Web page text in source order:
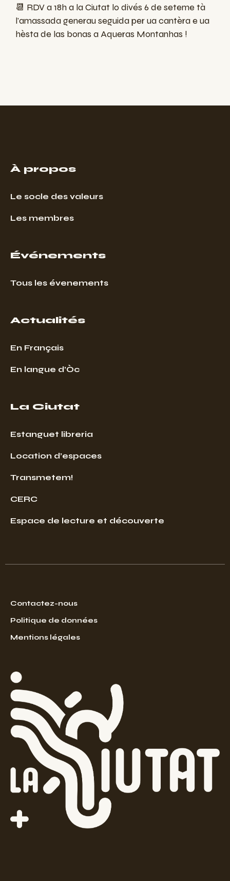
📆 RDV a 18h a la Ciutat lo divés 6 de seteme tà
l'amassada generau seguida per ua cantèra e ua
hèsta de las bonas a Aqueras Montanhas !
À propos
Le socle des valeurs
Les membres
Événements
Tous les évenements
Actualités
En Français
En langue d’Òc
La Ciutat
Estanguet libreria
Location d’espaces
Transmetem!
CERC
Espace de lecture et découverte
Contactez-nous
Politique de données
Mentions légales